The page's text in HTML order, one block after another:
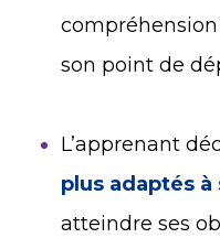
son point de
L’apprenant
plus adaptés à
atteindre ses